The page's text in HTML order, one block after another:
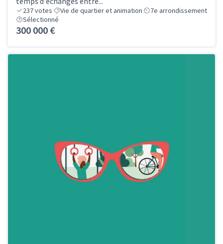
237votes Vie de quartier et animation
7e arrondissement
Sélectionné
300 000 €